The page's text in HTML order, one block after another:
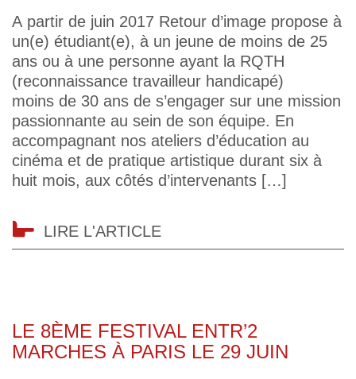
A partir de juin 2017 Retour d’image propose à
un(e) étudiant(e), à un jeune de moins de 25
ans ou à une personne ayant la RQTH
(reconnaissance travailleur handicapé)
moins de 30 ans de s’engager sur une mission
passionnante au sein de son équipe. En
accompagnant nos ateliers d’éducation au
cinéma et de pratique artistique durant six à
huit mois, aux côtés d’intervenants […]
LIRE L'ARTICLE
LE 8ÈME FESTIVAL ENTR’2
MARCHES À PARIS LE 29 JUIN